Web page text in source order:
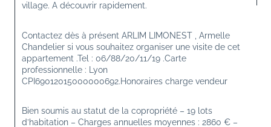
village. A découvrir rapidement.
Contactez dès à présent ARLIM LIMONEST , Armelle
Chandelier si vous souhaitez organiser une visite de cet
appartement .Tel : 06/88/20/11/19 .Carte
professionnelle : Lyon
CPI69012015000000692.Honoraires charge vendeur
Bien soumis au statut de la copropriété – 19 lots
d’habitation – Charges annuelles moyennes : 2860 € –